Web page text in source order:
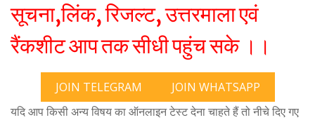
सूचना,लिंक, रिजल्ट, उत्तरमाला एवं
रैंकशीट आप तक सीधी पहुंच सके ।।
JOIN TELEGRAM
JOIN WHATSAPP
यदि आप किसी अन्य विषय का ऑनलाइन टेस्ट देना चाहते हैं तो नीचे दिए गए